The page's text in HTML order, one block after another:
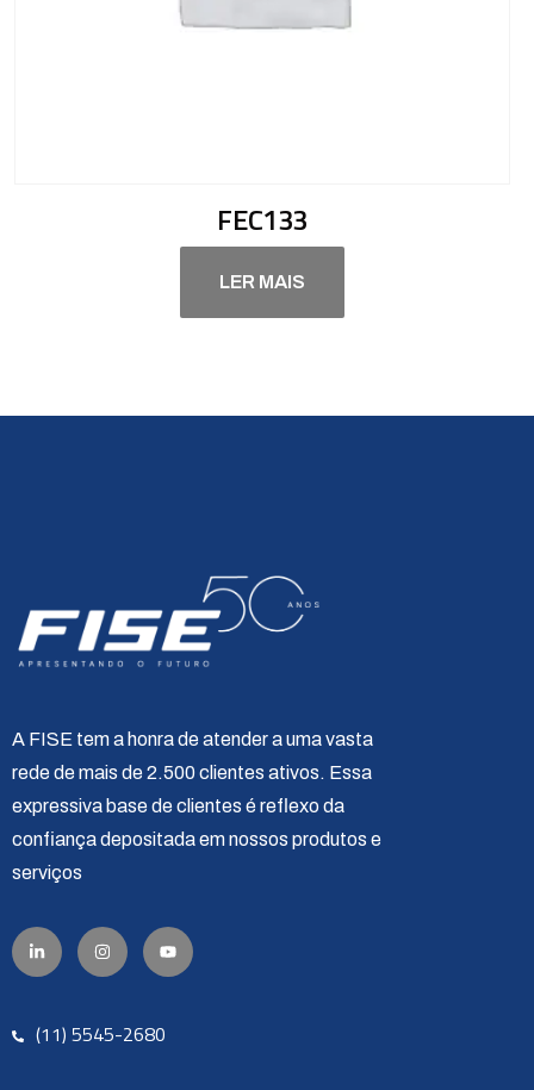
FEC133
LER MAIS
A FISE tem a honra de atender a uma vasta
rede de mais de 2.500 clientes ativos. Essa
expressiva base de clientes é reflexo da
confiança depositada em nossos produtos e
serviços
(11) 5545-2680